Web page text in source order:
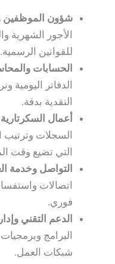
شؤون الموظفين
الأجور الشهرية
للقوانين الرسمية.
الحسابات
الدفاتر
النقدية بدقة.
أعمال
السجلات وترتيب
التي تضيع وقت
التواصل وخدمة
اتصالات
فوري.
الدعم التقني
البرامج
شبكات العمل.